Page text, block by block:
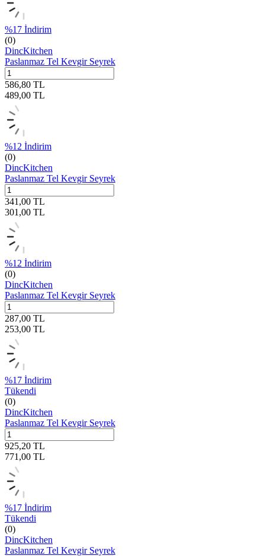
%17 İndirim
(0)
DincKitchen
Paslanmaz Tel Kevgir Seyrek
586,80 TL
489,00 TL
%12 İndirim
(0)
DincKitchen
Paslanmaz Tel Kevgir Seyrek
341,00 TL
301,00 TL
%12 İndirim
(0)
DincKitchen
Paslanmaz Tel Kevgir Seyrek
287,00 TL
253,00 TL
%17 İndirim
Tükendi
(0)
DincKitchen
Paslanmaz Tel Kevgir Seyrek
925,20 TL
771,00 TL
%17 İndirim
Tükendi
(0)
DincKitchen
Paslanmaz Tel Kevgir Seyrek